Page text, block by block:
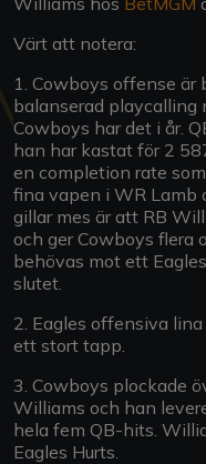
Värt att notera:
1. Cowboys offense är
balanserad playcalling
Cowboys har det i år.
han har kastat för 2
en completion rate
fina vapen i WR Lamb
gillar mes är att RB
och ger Cowboys flera
behövas mot ett
slutet.
2. Eagles offensiva
ett stort tapp.
3. Cowboys plockade
Williams och han
hela fem QB-hits.
Eagles Hurts.